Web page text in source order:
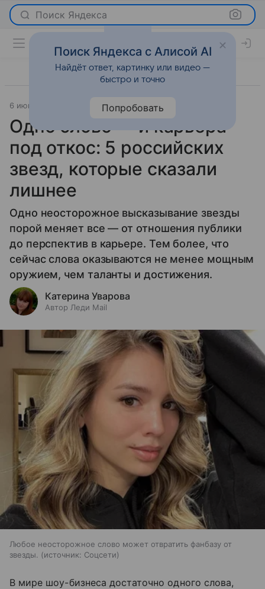
Поиск Яндекса
6 июня 2025 Светская жизнь
Одно слово — и карьера
под откос: 5 российских
звезд, которые сказали
лишнее
Одно неосторожное высказывание звезды
порой меняет все — от отношения публики
до перспектив в карьере. Тем более, что
сейчас слова оказываются не менее мощным
оружием, чем таланты и достижения.
Катерина Уварова
Автор Леди Mail
Любое неосторожное слово может отвратить фанбазу от
звезды.
источник: Соцсети
В мире шоу-бизнеса достаточно одного слова,
Поиск Яндекса с Алисой AI
Найдёт ответ, картинку или видео —
быстро и точно
Попробовать